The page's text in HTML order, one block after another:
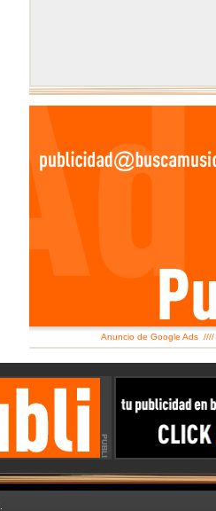
Anuncio de Google Ads ////